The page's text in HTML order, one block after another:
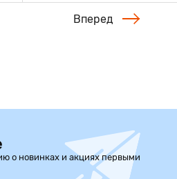
Вперед
о новинках и акциях первыми